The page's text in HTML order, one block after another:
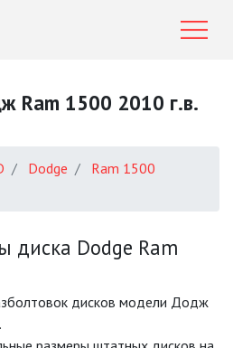
Ram 1500 2010 г.в.
Dodge
Ram 1500
диска Dodge Ram
дисков модели Додж